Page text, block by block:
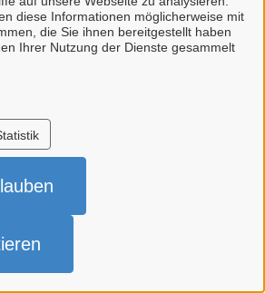
diese Informationen möglicherweise mit
die Sie ihnen bereitgestellt haben
Ihrer Nutzung der Dienste gesammelt